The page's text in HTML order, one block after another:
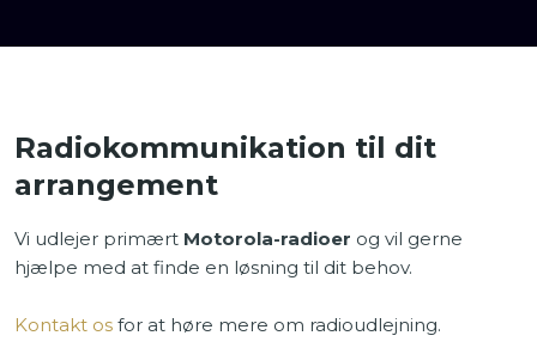
Radiokommunikation til dit
arrangement
Vi udlejer primært Motorola-radioer og vil gerne
hjælpe med at finde en løsning til dit behov.
Kontakt osfor at høre mere om radioudlejning.